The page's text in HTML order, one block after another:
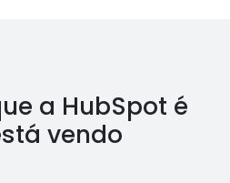
a HubSpot é
vendo